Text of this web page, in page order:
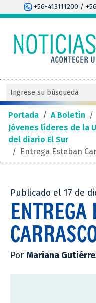
+56-413111200 /
Portada / A Boletín /
Jóvenes líderes de la
del diario El Sur
/ Entrega Esteban
Publicado el 17 de
ENTREGA
Por Mariana